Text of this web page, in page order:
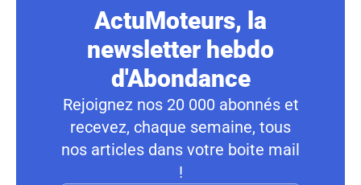
ActuMoteurs, la
newsletter hebdo
d'Abondance
Rejoignez nos 20 000 abonnés et
recevez, chaque semaine, tous
nos articles dans votre boite mail
!